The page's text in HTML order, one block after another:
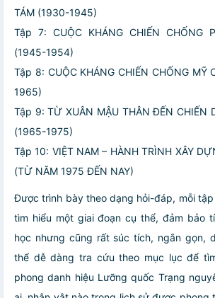
TÁM (1930-1945)
Tập 7: CUỘC KHÁNG CHIẾN CHỐNG
(1945-1954)
Tập 8: CUỘC KHÁNG CHIẾN CHỐNG
1965)
Tập 9: TỪ XUÂN MẬU THÂN ĐẾN CHIẾN
(1965-1975)
Tập 10: VIỆT NAM – HÀNH TRÌNH XÂY
(TỪ NĂM 1975 ĐẾN NAY)
Được trình bày theo dạng hỏi-đáp, mỗi
tìm hiểu một giai đoạn cụ thể, đảm bảo
học nhưng cũng rất súc tích, ngắn gọn,
thể dễ dàng tra cứu theo mục lục để
phong danh hiệu Lưỡng quốc Trạng